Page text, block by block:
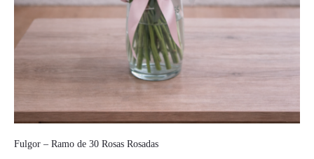
Fulgor – Ramo de 30 Rosas Rosadas